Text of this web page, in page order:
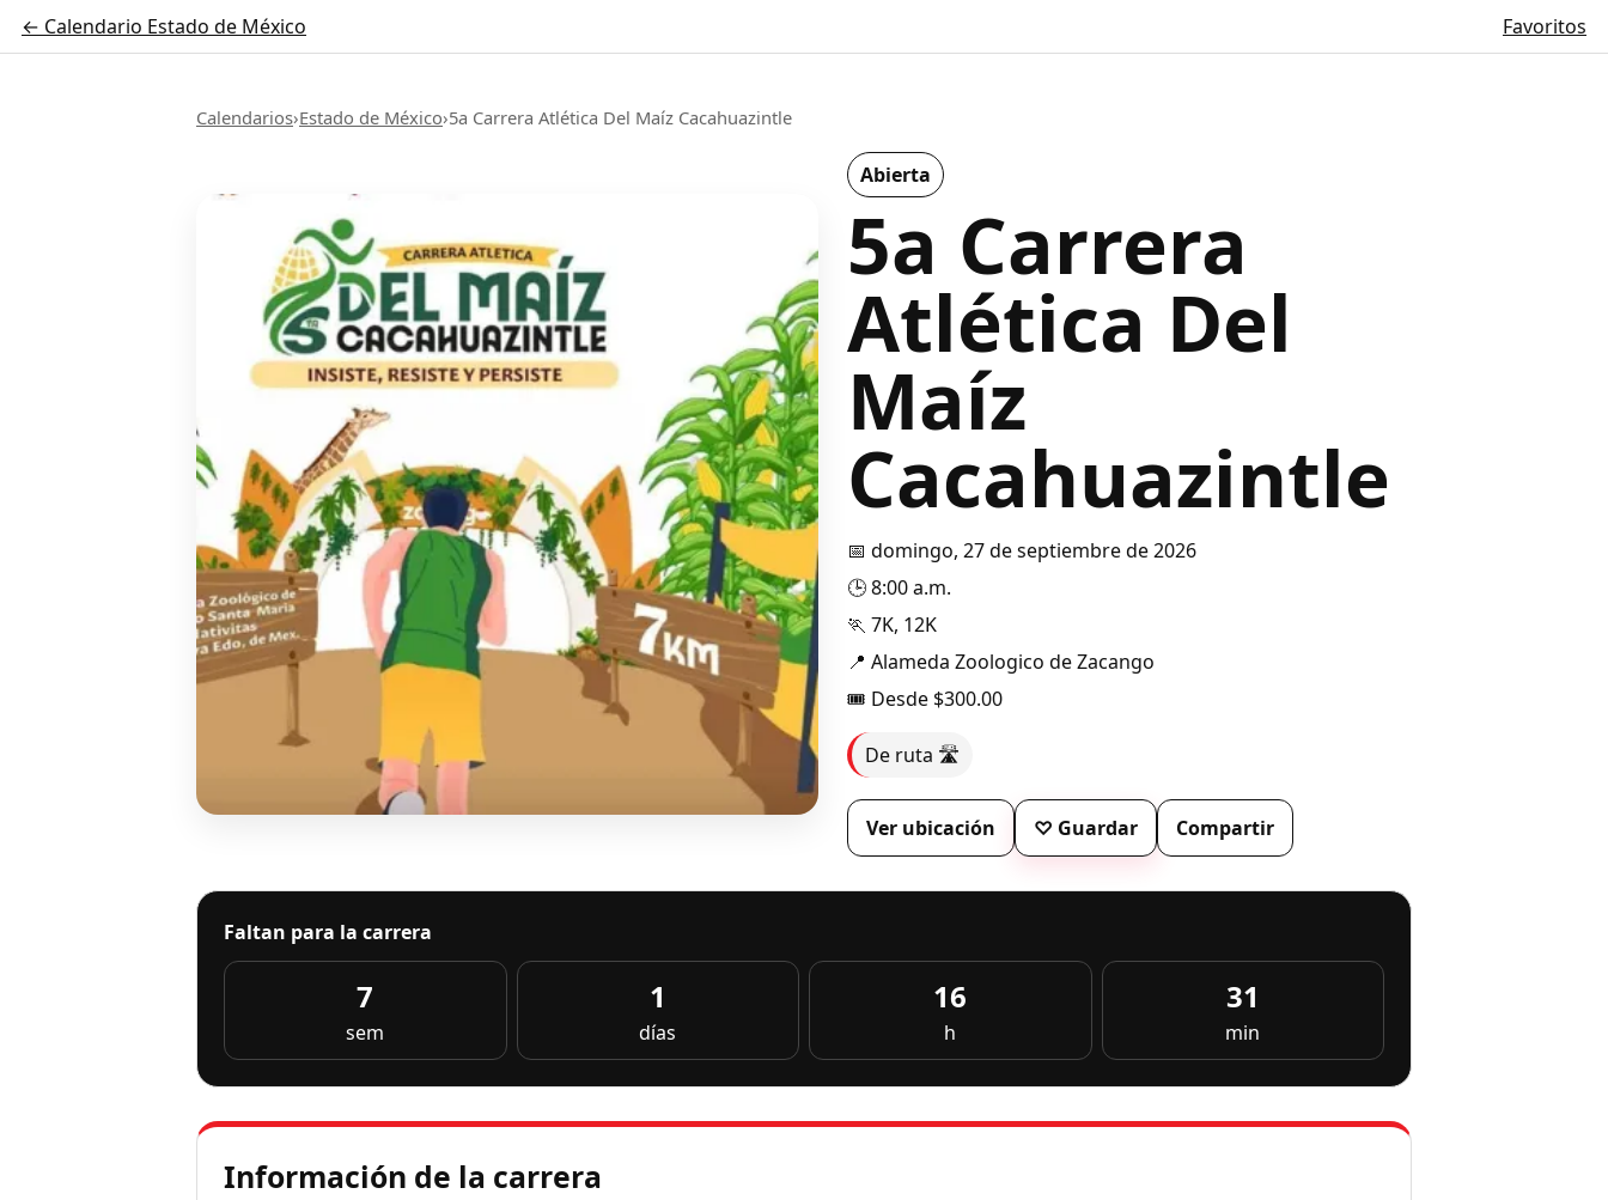
← Calendario Estado de México Favoritos
Calendarios›Estado de México›5a Carrera Atlética Del Maíz Cacahuazintle
Abierta
5a Carrera
Atlética Del
Maíz
Cacahuazintle
📅 domingo, 27 de septiembre de 2026
🕒 8:00 a.m.
🏃 7K, 12K
📍 Alameda Zoologico de Zacango
🎟️ Desde $300.00
De ruta 🛣️
Ver ubicación ♡ Guardar Compartir
Faltan para la carrera
7
sem
1
días
16
h
31
min
Información de la carrera